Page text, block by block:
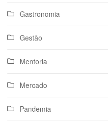
Gastronomia
Gestão
Mentoria
Mercado
Pandemia